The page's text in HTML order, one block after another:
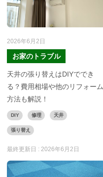
2026年6月2日
お家のトラブル
天井の張り替えはDIYででき
る？費用相場や他のリフォーム
方法も解説！
DIY 修理 天井
張り替え
最終更新日 : 2026年6月2日